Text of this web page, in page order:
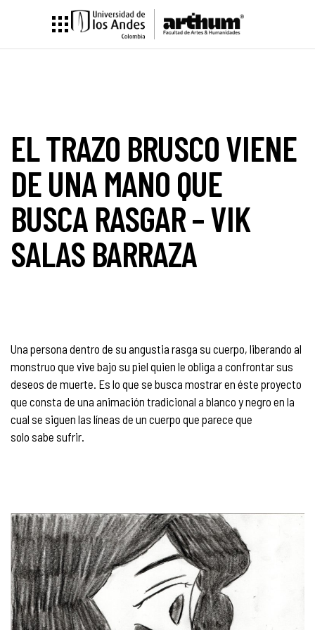
EL TRAZO BRUSCO VIENE
DE UNA MANO QUE
BUSCA RASGAR – VIK
SALAS BARRAZA
Una persona dentro de su angustia rasga su cuerpo, liberando al
monstruo que vive bajo su piel quien le obliga a confrontar sus
deseos de muerte. Es lo que se busca mostrar en éste proyecto
que consta de una animación tradicional a blanco y negro en la
cual se siguen las líneas de un cuerpo que parece que
solo sabe sufrir.